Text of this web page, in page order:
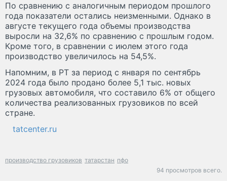
По сравнению с аналогичным периодом прошлого
года показатели остались неизменными. Однако в
августе текущего года объемы производства
выросли на 32,6% по сравнению с прошлым годом.
Кроме того, в сравнении с июлем этого года
производство увеличилось на 54,5%.
Напомним, в РТ за период с января по сентябрь
2024 года было продано более 5,1 тыс. новых
грузовых автомобиля, что составило 6% от общего
количества реализованных грузовиков по всей
стране.
tatcenter.ru
производство грузовиков татарстан пфо
94 просмотров всего.